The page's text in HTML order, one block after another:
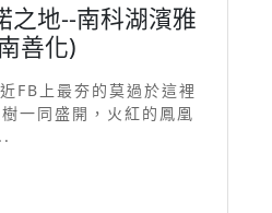
之地--南科湖濱雅
善化)
FB上最夯的莫過於這裡
一同盛開，火紅的鳳凰